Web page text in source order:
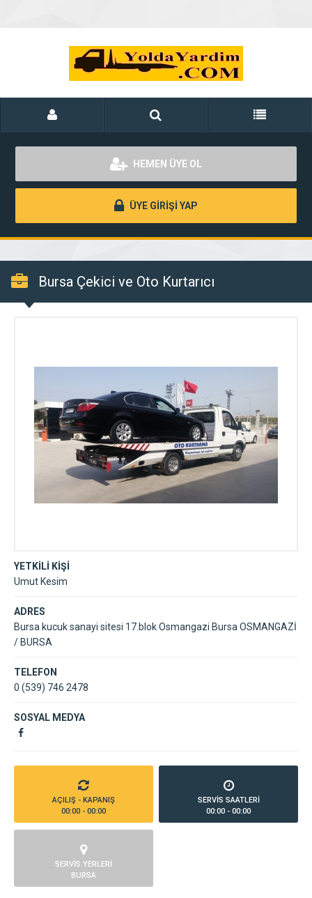
HEMEN ÜYE OL
ÜYE GİRİŞİ YAP
Bursa Çekici ve Oto Kurtarıcı
YETKİLİ KİŞİ
Umut Kesim
ADRES
Bursa kucuk sanayi sitesi 17.blok Osmangazi Bursa OSMANGAZİ
/ BURSA
TELEFON
0 (539) 746 2478
SOSYAL MEDYA
AÇILIŞ - KAPANIŞ
00:00 - 00:00
SERVİS SAATLERİ
00:00 - 00:00
SERVİS YERLERİ
BURSA